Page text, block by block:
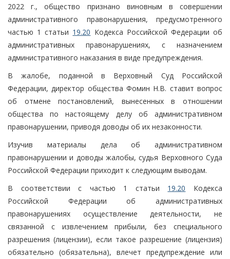
2022 г., общество признано виновным в совершении
административного правонарушения, предусмотренного
частью 1 статьи 19.20 Кодекса Российской Федерации об
административных правонарушениях, с назначением
административного наказания в виде предупреждения.
В жалобе, поданной в Верховный Суд Российской
Федерации, директор общества Фомин Н.В. ставит вопрос
об отмене постановлений, вынесенных в отношении
общества по настоящему делу об административном
правонарушении, приводя доводы об их незаконности.
Изучив материалы дела об административном
правонарушении и доводы жалобы, судья Верховного Суда
Российской Федерации приходит к следующим выводам.
В соответствии с частью 1 статьи 19.20 Кодекса
Российской Федерации об административных
правонарушениях осуществление деятельности, не
связанной с извлечением прибыли, без специального
разрешения (лицензии), если такое разрешение (лицензия)
обязательно (обязательна), влечет предупреждение или